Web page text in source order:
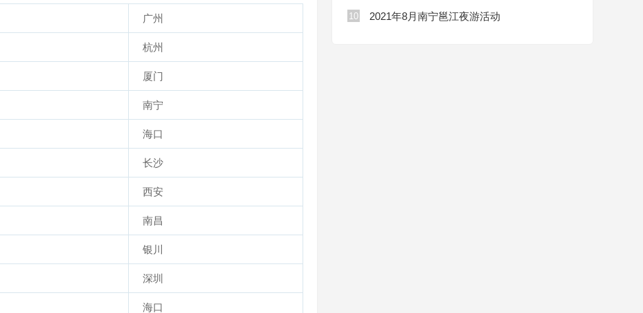
广州
杭州
厦门
南宁
海口
长沙
西安
南昌
银川
深圳
海口
10 2021年8月南宁邕江夜游活动